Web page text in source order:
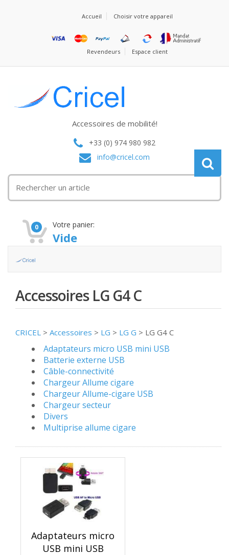
Accueil Choisir votre appareil
Revendeurs Espace client
Accessoires de mobilité!
+33 (0) 974 980 982
info@cricel.com
0 Votre panier:
Vide
Accessoires LG G4 C
CRICEL > Accessoires > LG > LG G > LG G4 C
Adaptateurs micro USB mini USB
Batterie externe USB
Câble-connectivité
Chargeur Allume cigare
Chargeur Allume-cigare USB
Chargeur secteur
Divers
Multiprise allume cigare
Adaptateurs micro
USB mini USB